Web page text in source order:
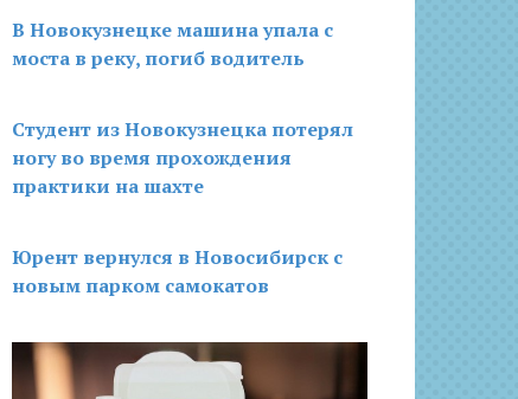
В Новокузнецке машина упала с
моста в реку, погиб водитель
Студент из Новокузнецка потерял
ногу во время прохождения
практики на шахте
Юрент вернулся в Новосибирск с
новым парком самокатов